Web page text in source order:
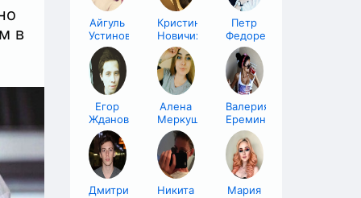
в
Айгуль
Устинова
Кристина
Новичихина
Петр
Федоренко
Егор
Жданов
Алена
Меркушева
Валерия
Еремина
Дмитрий
Никита
Мария